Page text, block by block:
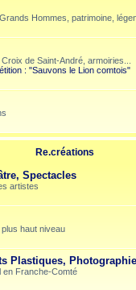
Hommes, patrimoine,
de Saint-André, armoiries...
: "Sauvons le Lion comtois"
Re.créations
Spectacles
artistes
haut niveau
Plastiques,
en Franche-Comté